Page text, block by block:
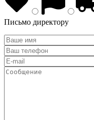
Письмо директору